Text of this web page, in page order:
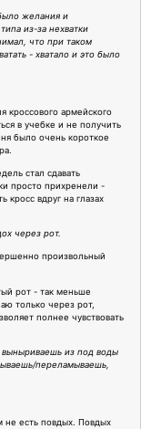
желания и
из-за нехватки
что при таком
- хватало и это было
кроссового армейского
в учебке и не получить
было очень короткое
стал сдавать
просто прихренели -
кросс вдруг на глазах
через рот.
произвольный
рот - так меньше
только через рот,
полнее чувствовать
выныриваешь из под воды
переламываешь,
не есть повдых. Повдых